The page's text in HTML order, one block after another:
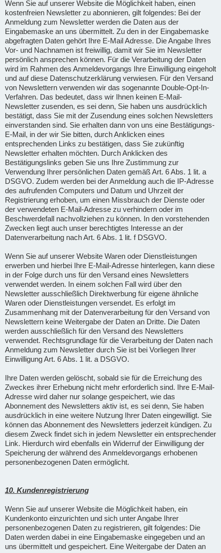
Wenn Sie auf unserer Website die Möglichkeit haben, einen
kostenfreien Newsletter zu abonnieren, gilt folgendes: Bei der
Anmeldung zum Newsletter werden die Daten aus der
Eingabemaske an uns übermittelt. Zu den in der Eingabemaske
abgefragten Daten gehört Ihre E-Mail Adresse. Die Angabe Ihres
Vor- und Nachnamen ist freiwillig, damit wir Sie im Newsletter
persönlich ansprechen können. Für die Verarbeitung der Daten
wird im Rahmen des Anmeldevorgangs Ihre Einwilligung eingeholt
und auf diese Datenschutzerklärung verwiesen. Für den Versand
von Newslettern verwenden wir das sogenannte Double-Opt-In-
Verfahren. Das bedeutet, dass wir Ihnen keinen E-Mail-
Newsletter zusenden, es sei denn, Sie haben uns ausdrücklich
bestätigt, dass Sie mit der Zusendung eines solchen Newsletters
einverstanden sind. Sie erhalten dann von uns eine Bestätigungs-
E-Mail, in der wir Sie bitten, durch Anklicken eines
entsprechenden Links zu bestätigen, dass Sie zukünftig
Newsletter erhalten möchten. Durch Anklicken des
Bestätigungslinks geben Sie uns Ihre Zustimmung zur
Verwendung Ihrer persönlichen Daten gemäß Art. 6 Abs. 1 lit. a
DSGVO. Zudem werden bei der Anmeldung auch die IP-Adresse
des aufrufenden Computers und Datum und Uhrzeit der
Registrierung erhoben, um einen Missbrauch der Dienste oder
der verwendeten E-Mail-Adresse zu verhindern oder im
Beschwerdefall nachvollziehen zu können. In den vorstehenden
Zwecken liegt auch unser berechtigtes Interesse an der
Datenverarbeitung nach Art. 6 Abs. 1 lit. f DSGVO.
Wenn Sie auf unserer Website Waren oder Dienstleistungen
erwerben und hierbei Ihre E-Mail-Adresse hinterlegen, kann diese
in der Folge durch uns für den Versand eines Newsletters
verwendet werden. In einem solchen Fall wird über den
Newsletter ausschließlich Direktwerbung für eigene ähnliche
Waren oder Dienstleistungen versendet. Es erfolgt im
Zusammenhang mit der Datenverarbeitung für den Versand von
Newslettern keine Weitergabe der Daten an Dritte. Die Daten
werden ausschließlich für den Versand des Newsletters
verwendet. Rechtsgrundlage für die Verarbeitung der Daten nach
Anmeldung zum Newsletter durch Sie ist bei Vorliegen Ihrer
Einwilligung Art. 6 Abs. 1 lit. a DSGVO.
Ihre Daten werden gelöscht, sobald sie für die Erreichung des
Zweckes ihrer Erhebung nicht mehr erforderlich sind. Ihre E-Mail-
Adresse wird daher nur solange gespeichert, wie das
Abonnement des Newsletters aktiv ist, es sei denn, Sie haben
ausdrücklich in eine weitere Nutzung Ihrer Daten eingewilligt. Sie
können das Abonnement des Newsletters jederzeit kündigen. Zu
diesem Zweck findet sich in jedem Newsletter ein entsprechender
Link. Hierdurch wird ebenfalls ein Widerruf der Einwilligung der
Speicherung der während des Anmeldevorgangs erhobenen
personenbezogenen Daten ermöglicht.
10. Kundenregistrierung
Wenn Sie auf unserer Website die Möglichkeit haben, ein
Kundenkonto einzurichten und sich unter Angabe Ihrer
personenbezogenen Daten zu registrieren, gilt folgendes: Die
Daten werden dabei in eine Eingabemaske eingegeben und an
uns übermittelt und gespeichert. Eine Weitergabe der Daten an